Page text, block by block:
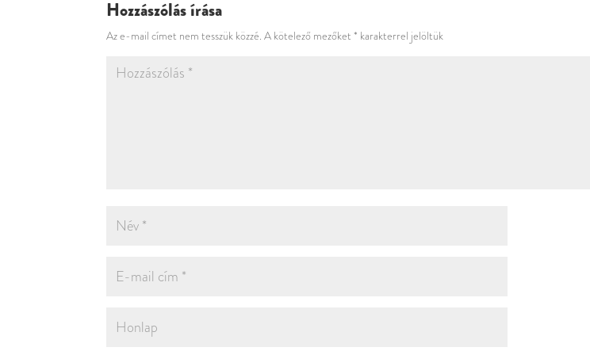
Hozzászólás írása
Az e-mail címet nem tesszük közzé. A kötelező mezőket * karakterrel jelöltük